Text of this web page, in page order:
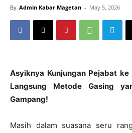
By Admin Kabar Magetan - May 5, 2026
Asyiknya Kunjungan Pejabat
Langsung Metode Gasing
Gampang!
Masih dalam suasana seru